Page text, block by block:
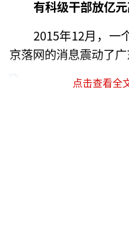
有科级干部放亿
2015年12月，一
京落网的消息震动了广
点击查看全